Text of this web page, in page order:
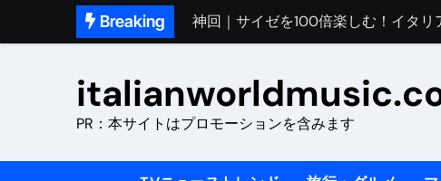
Breaking
初めてのイタリアで色気を出しすぎ
イタリア人シェフに教わった｜ズッキ
「イタリア旅行最高！いつか移住し
イタリアNo. 1肉料理【ポルケッタ】
PR：本サイトはプロモーションを含みます